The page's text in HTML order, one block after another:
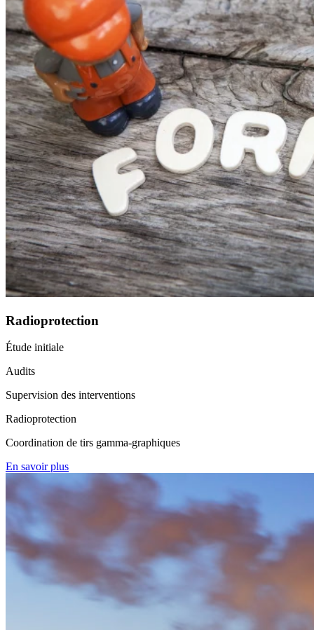
Radioprotection
Étude initiale
Audits
Supervision des interventions
Radioprotection
Coordination de tirs gamma-graphiques
En savoir plus